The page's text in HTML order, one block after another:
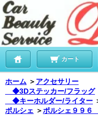
カート
ホーム ＞ アクセサリー
◆3Dステッカー/フラッグ
◆キーホルダー/ライター
ポルシェ ＞ポルシェ９９